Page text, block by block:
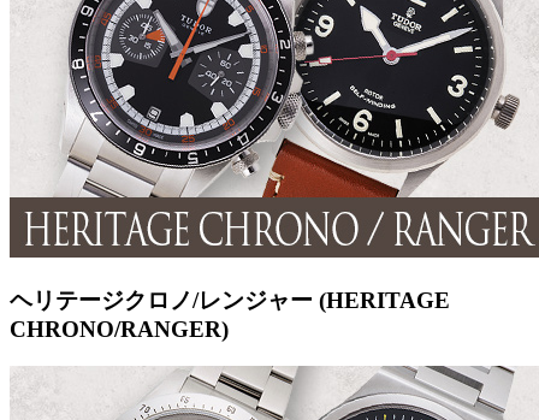
ヘリテージクロノ/レンジャー (HERITAGE
CHRONO/RANGER)